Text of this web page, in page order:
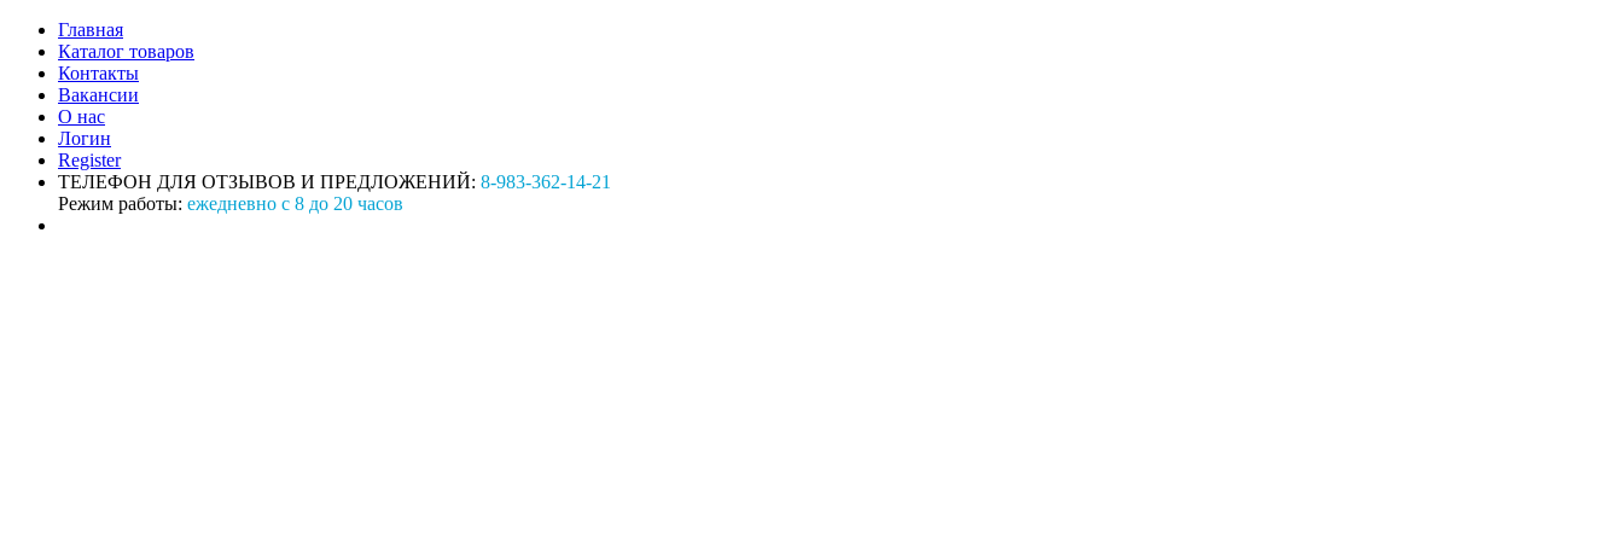
Главная
Каталог товаров
Контакты
Вакансии
О нас
Логин
Register
ТЕЛЕФОН ДЛЯ ОТЗЫВОВ И ПРЕДЛОЖЕНИЙ: 8-983-362-14-21
Режим работы: ежедневно с 8 до 20 часов